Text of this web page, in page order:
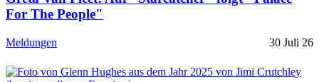
For The People"
Meldungen 30 Juli 26